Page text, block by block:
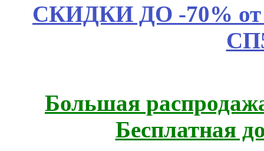
СКИДКИ ДО -70%
Большая
Бесплатная